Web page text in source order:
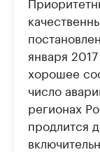
января
хорошее
число
регионах
продлится